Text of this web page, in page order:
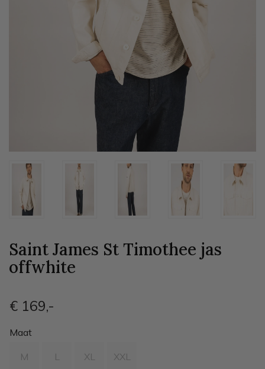
Saint James St Timothee jas
offwhite
€ 169,-
Maat
M L XL XXL